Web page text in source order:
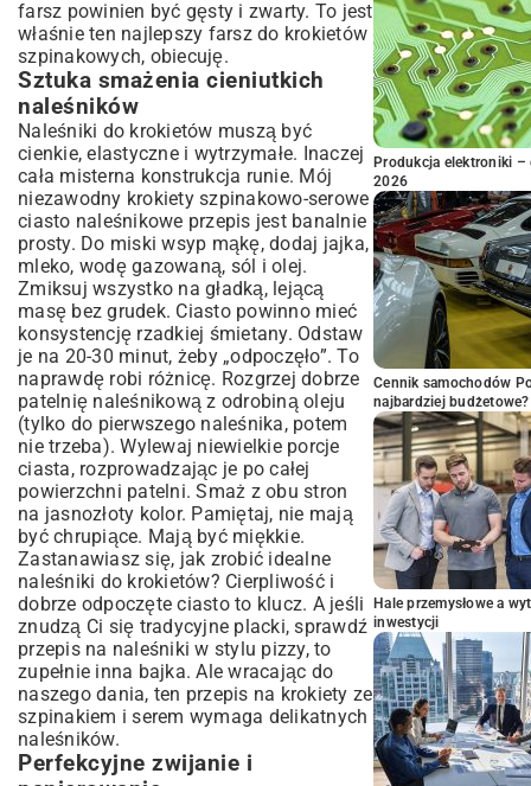
farsz powinien być gęsty i zwarty. To jest
właśnie ten najlepszy farsz do krokietów
szpinakowych, obiecuję.
Sztuka smażenia cieniutkich
naleśników
Naleśniki do krokietów muszą być
cienkie, elastyczne i wytrzymałe. Inaczej
cała misterna konstrukcja runie. Mój
niezawodny krokiety szpinakowo-serowe
ciasto naleśnikowe przepis jest banalnie
prosty. Do miski wsyp mąkę, dodaj jajka,
mleko, wodę gazowaną, sól i olej.
Zmiksuj wszystko na gładką, lejącą
masę bez grudek. Ciasto powinno mieć
konsystencję rzadkiej śmietany. Odstaw
je na 20-30 minut, żeby „odpoczęło”. To
naprawdę robi różnicę. Rozgrzej dobrze
patelnię naleśnikową z odrobiną oleju
(tylko do pierwszego naleśnika, potem
nie trzeba). Wylewaj niewielkie porcje
ciasta, rozprowadzając je po całej
powierzchni patelni. Smaż z obu stron
na jasnozłoty kolor. Pamiętaj, nie mają
być chrupiące. Mają być miękkie.
Zastanawiasz się, jak zrobić idealne
naleśniki do krokietów? Cierpliwość i
dobrze odpoczęte ciasto to klucz. A jeśli
znudzą Ci się tradycyjne placki, sprawdź
przepis na naleśniki w stylu pizzy, to
zupełnie inna bajka. Ale wracając do
naszego dania, ten przepis na krokiety ze
szpinakiem i serem wymaga delikatnych
naleśników.
Perfekcyjne zwijanie i
Produkcja elektroniki –
2026
Cennik samochodów
najbardziej budżetowe?
Hale przemysłowe a
inwestycji